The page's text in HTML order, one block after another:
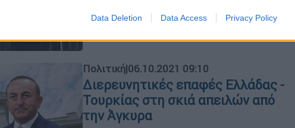
Data Deletion Data Access Privacy Policy
διεξάγεται φέτος
Πολιτική|06.10.2021 09:10
Διερευνητικές επαφές Ελλάδας -
Τουρκίας στη σκιά απειλών από
την Άγκυρα